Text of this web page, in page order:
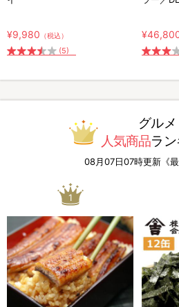
¥9,980 （税込）
(5)
グルメ
人気商品ラ
08月07日07時更新《最
1